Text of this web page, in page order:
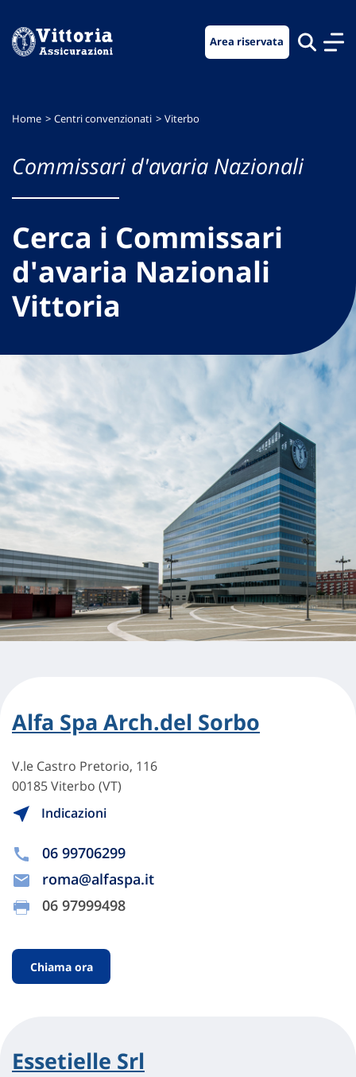
menu
contenuto
footer
Area riservata
Home Centri convenzionati Viterbo
Commissari d'avaria Nazionali
Cerca i Commissari
d'avaria Nazionali
Vittoria
Alfa Spa Arch.del Sorbo
V.le Castro Pretorio, 116
00185 Viterbo (VT)
Indicazioni
06 99706299
roma@alfaspa.it
06 97999498
Chiama ora
Essetielle Srl